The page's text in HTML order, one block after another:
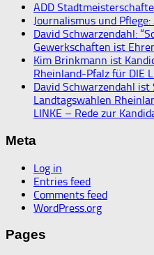
ADD
Journalismus und
David Schwarzendahl:
Gewerkschaften ist
Kim Brinkmann ist
Rheinland-Pfalz für DIE
David Schwarzendahl
Landtagswahlen
LINKE – Rede zur
Meta
Log in
Entries feed
Comments feed
WordPress.org
Pages